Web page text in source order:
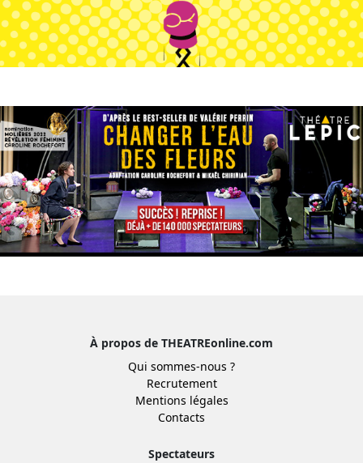
À propos de THEATREonline.com
Qui sommes-nous ?
Recrutement
Mentions légales
Contacts
Spectateurs